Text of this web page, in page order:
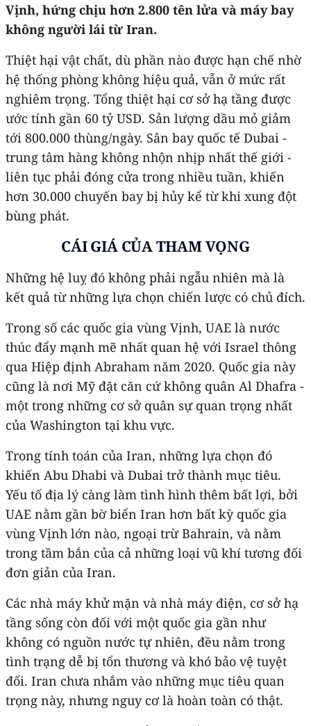
Vịnh, hứng chịu hơn 2.800 tên lửa và máy bay
không người lái từ Iran.
Thiệt hại vật chất, dù phần nào được hạn chế nhờ
hệ thống phòng không hiệu quả, vẫn ở mức rất
nghiêm trọng. Tổng thiệt hại cơ sở hạ tầng được
ước tính gần 60 tỷ USD. Sản lượng dầu mỏ giảm
tới 800.000 thùng/ngày. Sân bay quốc tế Dubai -
trung tâm hàng không nhộn nhịp nhất thế giới -
liên tục phải đóng cửa trong nhiều tuần, khiến
hơn 30.000 chuyến bay bị hủy kể từ khi xung đột
bùng phát.
CÁI GIÁ CỦA THAM VỌNG
Những hệ luỵ đó không phải ngẫu nhiên mà là
kết quả từ những lựa chọn chiến lược có chủ đích.
Trong số các quốc gia vùng Vịnh, UAE là nước
thúc đẩy mạnh mẽ nhất quan hệ với Israel thông
qua Hiệp định Abraham năm 2020. Quốc gia này
cũng là nơi Mỹ đặt căn cứ không quân Al Dhafra -
một trong những cơ sở quân sự quan trọng nhất
của Washington tại khu vực.
Trong tính toán của Iran, những lựa chọn đó
khiến Abu Dhabi và Dubai trở thành mục tiêu.
Yếu tố địa lý càng làm tình hình thêm bất lợi, bởi
UAE nằm gần bờ biển Iran hơn bất kỳ quốc gia
vùng Vịnh lớn nào, ngoại trừ Bahrain, và nằm
trong tầm bắn của cả những loại vũ khí tương đối
đơn giản của Iran.
Các nhà máy khử mặn và nhà máy điện, cơ sở hạ
tầng sống còn đối với một quốc gia gần như
không có nguồn nước tự nhiên, đều nằm trong
tình trạng dễ bị tổn thương và khó bảo vệ tuyệt
đối. Iran chưa nhắm vào những mục tiêu quan
trọng này, nhưng nguy cơ là hoàn toàn có thật.